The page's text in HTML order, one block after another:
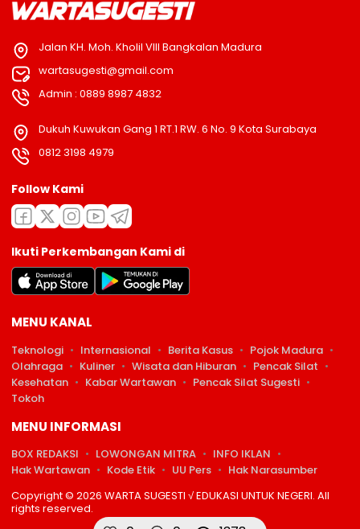
Jalan KH. Moh. Kholil VIII Bangkalan Madura
wartasugesti@gmail.com
Admin : 0889 8987 4832
Dukuh Kuwukan Gang 1 RT.1 RW. 6 No. 9 Kota Surabaya
0812 3198 4979
Follow Kami
Ikuti Perkembangan Kami di
MENU KANAL
Teknologi Internasional Berita Kasus
Pojok Madura
Olahraga
Kuliner Wisata dan Hiburan
Pencak Silat
Kesehatan
Kabar Wartawan
Pencak Silat Sugesti
Tokoh
MENU INFORMASI
BOX REDAKSI LOWONGAN MITRA
INFO IKLAN
Hak Wartawan
Kode Etik UU Pers
Hak Narasumber
Copyright © 2026 WARTA SUGESTI √ EDUKASI UNTUK NEGERI. All
rights reserved.